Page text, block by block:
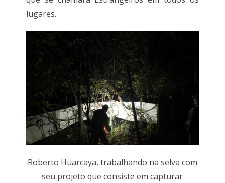
lugares.
Roberto Huarcaya, trabalhando na selva com
seu projeto que consiste em capturar